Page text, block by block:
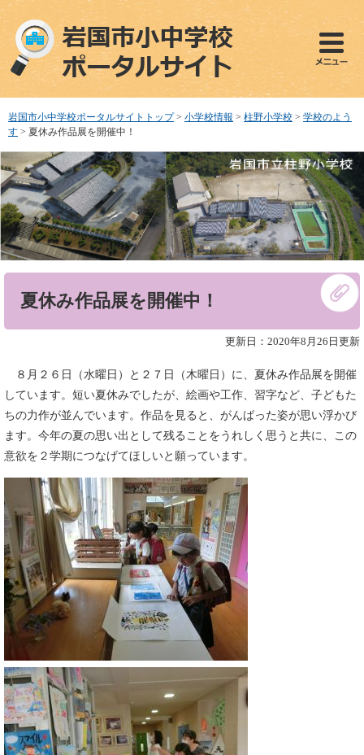
ペ
で
す
メ
ば
し
本
文
へ
岩国市小中学校ポータルサイトトップ > 小学校情報 > 柱野小学校 > 学校のよう
す > 夏休み作品展を開催中！
夏休み作品展を開催中！
更新日：2020年8月26日更新
８月２６日（水曜日）と２７日（木曜日）に、夏休み作品展を開催
しています。短い夏休みでしたが、絵画や工作、習字など、子どもた
ちの力作が並んでいます。作品を見ると、がんばった姿が思い浮かび
ます。今年の夏の思い出として残ることをうれしく思うと共に、この
意欲を２学期につなげてほしいと願っています。